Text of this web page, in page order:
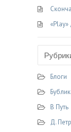
«Play»
Блоги
В Путь
Д.